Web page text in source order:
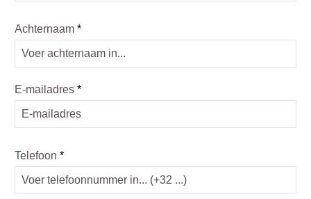
Achternaam *
E-mailadres *
Telefoon *